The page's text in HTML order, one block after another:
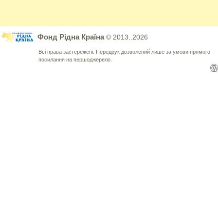
Фонд Рідна Країна© 2013..2026
Всі права застережені. Передрук дозволений лише за умови прямого
посилання на першоджерело.